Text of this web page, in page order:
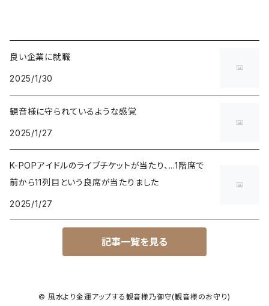
良い企業に就職
2025/1/30
観音様に守られているような感覚
2025/1/27
K-POPアイドルのライブチケットが当たり、...1階席で
前から11列目という良席が当たりました
2025/1/27
記事一覧を見る
© 風水より金運アップする観音様乃御守(観音様のお守り)